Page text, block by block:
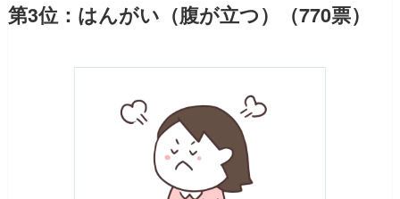
第3位：はんがい（腹が立つ）（770票）